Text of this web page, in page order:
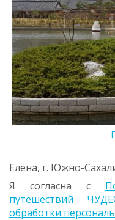
Елена, г. Южно-
Я согласна с
путешествий
обработки